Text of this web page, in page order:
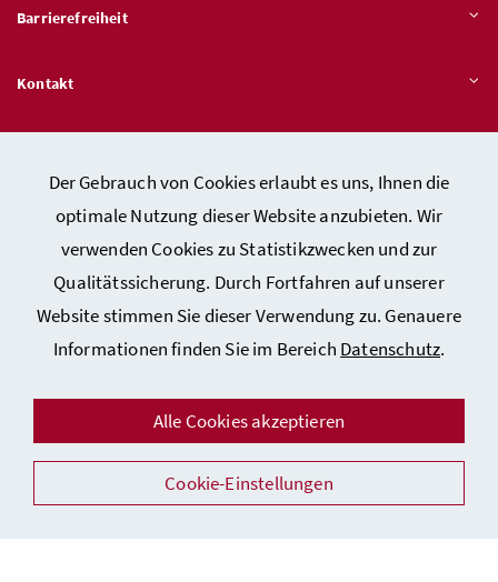
Der Gebrauch von Cookies erlaubt es uns, Ihnen die
optimale Nutzung dieser Website anzubieten. Wir
verwenden Cookies zu Statistikzwecken und zur
Qualitätssicherung. Durch Fortfahren auf unserer
Website stimmen Sie dieser Verwendung zu. Genauere
Informationen finden Sie im Bereich Datenschutz.
Alle Cookies akzeptieren
Cookie-Einstellungen
Barrierefreiheit
Kontakt
Hinweisgeber:innen – Stelle für Rechtsverletzungen
Barrierefreiheitserklärung
Impressum
Auszeichnungen